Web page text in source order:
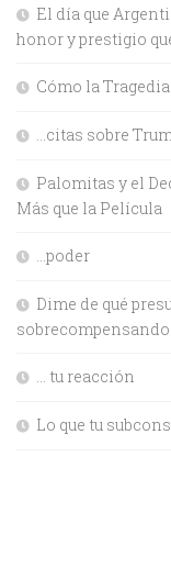
El día que
honor y prestigio
Cómo la
…citas sobre
Palomitas y el
Más que la Película
…poder
Dime de qué
sobrecompensando
… tu reacción
Lo que tu